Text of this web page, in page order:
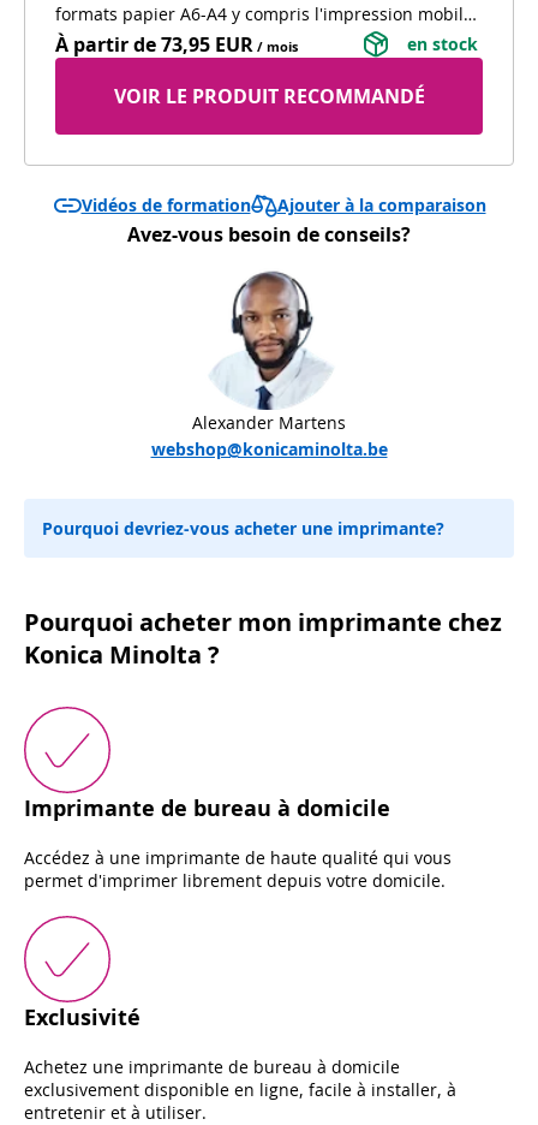
formats papier A6-A4 y compris l'impression mobile
WiFi intégré
À partir de73,95 EUR / mois en stock
VOIR LE PRODUIT RECOMMANDÉ
Vidéos de formation Ajouter à la comparaison
Avez-vous besoin de conseils?
Alexander Martens
webshop@konicaminolta.be
Pourquoi devriez-vous acheter une imprimante?
Pourquoi acheter mon imprimante chez
Konica Minolta ?
Imprimante de bureau à domicile
Accédez à une imprimante de haute qualité qui vous
permet d'imprimer librement depuis votre domicile.
Exclusivité
Achetez une imprimante de bureau à domicile
exclusivement disponible en ligne, facile à installer, à
entretenir et à utiliser.